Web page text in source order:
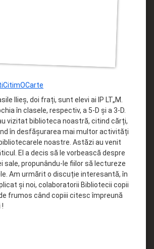
Ilieș, doi frați, sunt elevi ai IP LT„M.
în clasele, respectiv, a 5-D și a 3-D.
vizitat biblioteca noastră, citind cărți,
în desfășurarea mai multor activități
noastre. Astăzi au venit
El a decis să le vorbească despre
sale, propunându-le fiilor să lectureze
Am urmărit o discuție interesantă, în
și noi, colaboratorii Bibliotecii copii
frumos când copiii citesc împreună